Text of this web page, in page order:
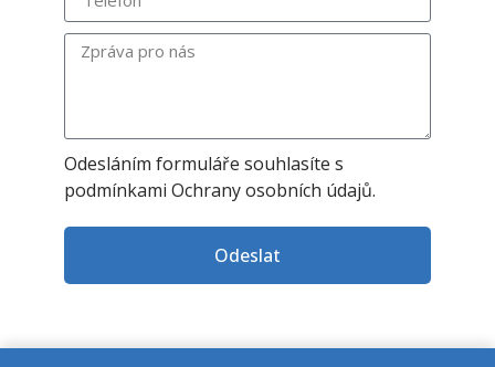
Odesláním formuláře souhlasíte s
podmínkami Ochrany osobních údajů.
Odeslat